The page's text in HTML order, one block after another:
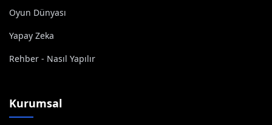
Oyun Dünyası
Yapay Zeka
Rehber - Nasıl Yapılır
Kurumsal